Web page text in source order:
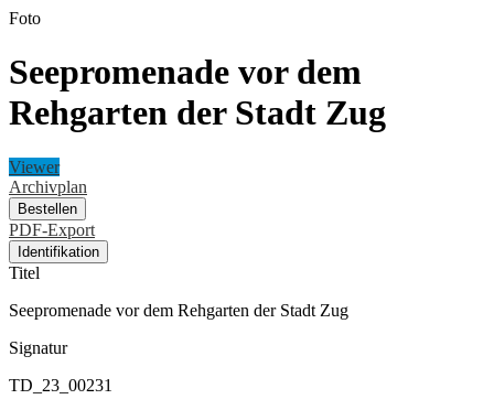
Foto
Seepromenade vor dem
Rehgarten der Stadt Zug
Viewer
Archivplan
Bestellen
PDF-Export
Identifikation
Titel
Seepromenade vor dem Rehgarten der Stadt Zug
Signatur
TD_23_00231